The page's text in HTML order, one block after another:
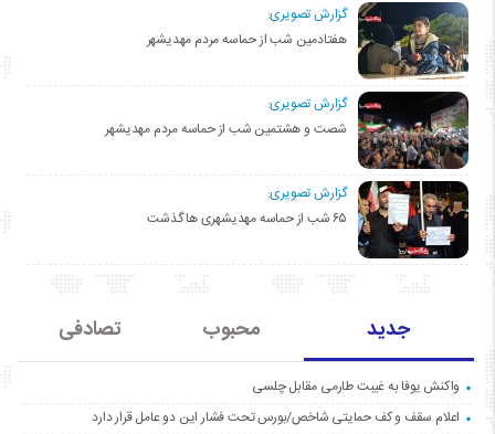
گزارش تصویری:
هفتادمین شب از حماسه مردم مهدیشهر
گزارش تصویری:
شصت و هشتمین شب از حماسه مردم مهدیشهر
گزارش تصویری:
۶۵ شب از حماسه مهدیشهری ها گذشت
جدید محبوب تصادفی
واکنش یوفا به غیبت طارمی مقابل چلسی
اعلام سقف و کف حمایتی شاخص/بورس تحت فشار این دو عامل قرار دارد